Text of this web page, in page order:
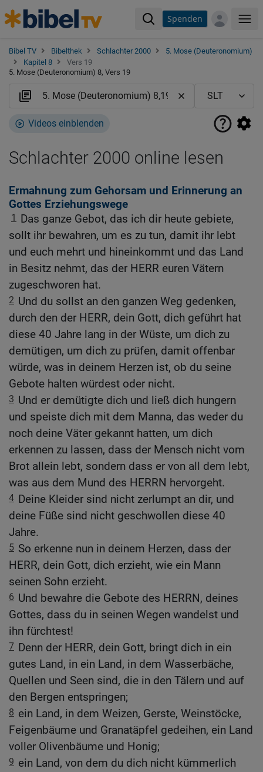
Spenden
Bibel TV Bibelthek Schlachter 2000
5. Mose (Deuteronomium)
Kapitel 8
Vers 19
5. Mose (Deuteronomium) 8, Vers 19
Videos einblenden
Schlachter 2000 online lesen
Ermahnung zum Gehorsam und Erinnerung an
Gottes Erziehungswege
1
Das ganze Gebot, das ich dir heute gebiete,
sollt ihr bewahren, um es zu tun, damit ihr lebt
und euch mehrt und hineinkommt und das Land
in Besitz nehmt, das der HERR euren Vätern
zugeschworen hat.
2 Und du sollst an den ganzen Weg gedenken,
durch den der HERR, dein Gott, dich geführt hat
diese 40 Jahre lang in der Wüste, um dich zu
demütigen, um dich zu prüfen, damit offenbar
würde, was in deinem Herzen ist, ob du seine
Gebote halten würdest oder nicht.
3 Und er demütigte dich und ließ dich hungern
und speiste dich mit dem Manna, das weder du
noch deine Väter gekannt hatten, um dich
erkennen zu lassen, dass der Mensch nicht vom
Brot allein lebt, sondern dass er von all dem lebt,
was aus dem Mund des HERRN hervorgeht.
4 Deine Kleider sind nicht zerlumpt an dir, und
deine Füße sind nicht geschwollen diese 40
Jahre.
5 So erkenne nun in deinem Herzen, dass der
HERR, dein Gott, dich erzieht, wie ein Mann
seinen Sohn erzieht.
6 Und bewahre die Gebote des HERRN, deines
Gottes, dass du in seinen Wegen wandelst und
ihn fürchtest!
7 Denn der HERR, dein Gott, bringt dich in ein
gutes Land, in ein Land, in dem Wasserbäche,
Quellen und Seen sind, die in den Tälern und auf
den Bergen entspringen;
8 ein Land, in dem Weizen, Gerste, Weinstöcke,
Feigenbäume und Granatäpfel gedeihen, ein Land
voller Olivenbäume und Honig;
9 ein Land, von dem du dich nicht kümmerlich